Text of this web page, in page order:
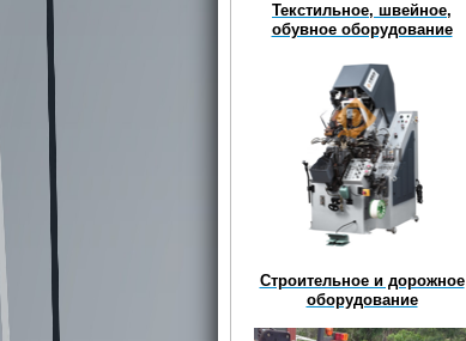
Текстильное, швейное,
обувное оборудование
Строительное и дорожное
оборудование